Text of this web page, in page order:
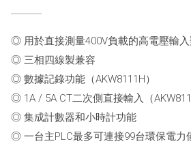
◎ 用於直接測量400V負載的高電壓輸入
◎ 三相四線製兼容
◎ 數據記錄功能（AKW8111H）
◎ 1A / 5A CT二次側直接輸入（
◎ 集成計數器和小時計功能
◎ 一台主PLC最多可連接99台環保電力